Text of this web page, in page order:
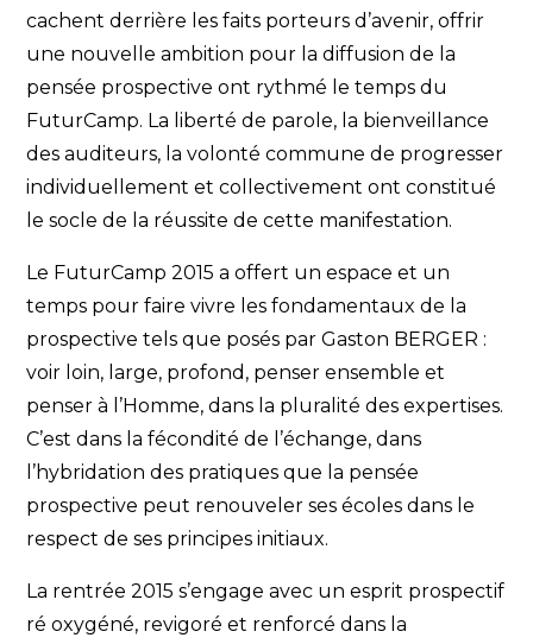
cachent derrière les faits porteurs d’avenir, offrir
une nouvelle ambition pour la diffusion de la
pensée prospective ont rythmé le temps du
FuturCamp. La liberté de parole, la bienveillance
des auditeurs, la volonté commune de progresser
individuellement et collectivement ont constitué
le socle de la réussite de cette manifestation.
Le FuturCamp 2015 a offert un espace et un
temps pour faire vivre les fondamentaux de la
prospective tels que posés par Gaston BERGER :
voir loin, large, profond, penser ensemble et
penser à l’Homme, dans la pluralité des expertises.
C’est dans la fécondité de l’échange, dans
l’hybridation des pratiques que la pensée
prospective peut renouveler ses écoles dans le
respect de ses principes initiaux.
La rentrée 2015 s’engage avec un esprit prospectif
ré oxygéné, revigoré et renforcé dans la